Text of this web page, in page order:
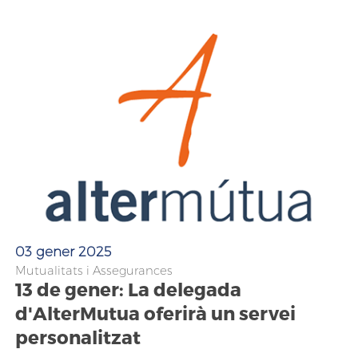
03 gener 2025
Mutualitats i Assegurances
13 de gener: La delegada
d'AlterMutua oferirà un servei
personalitzat